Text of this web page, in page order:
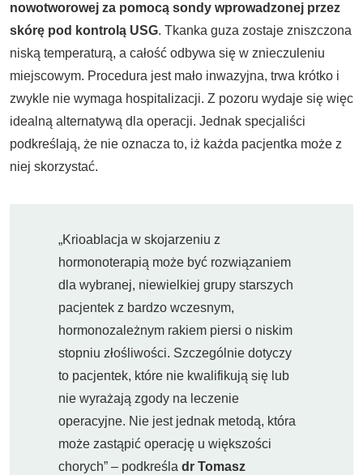
nowotworowej za pomocą sondy wprowadzonej przez
skórę pod kontrolą USG. Tkanka guza zostaje zniszczona
niską temperaturą, a całość odbywa się w znieczuleniu
miejscowym. Procedura jest mało inwazyjna, trwa krótko i
zwykle nie wymaga hospitalizacji. Z pozoru wydaje się więc
idealną alternatywą dla operacji. Jednak specjaliści
podkreślają, że nie oznacza to, iż każda pacjentka może z
niej skorzystać.
„Krioablacja w skojarzeniu z
hormonoterapią może być rozwiązaniem
dla wybranej, niewielkiej grupy starszych
pacjentek z bardzo wczesnym,
hormonozależnym rakiem piersi o niskim
stopniu złośliwości. Szczególnie dotyczy
to pacjentek, które nie kwalifikują się lub
nie wyrażają zgody na leczenie
operacyjne. Nie jest jednak metodą, która
może zastąpić operację u większości
chorych” – podkreśla dr Tomasz